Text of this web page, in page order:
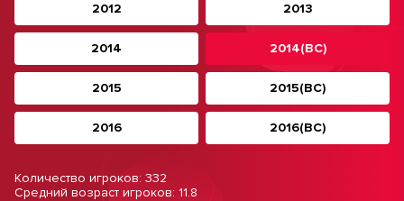
2012 2013
2014 2014(ВС)
2015 2015(ВС)
2016 2016(ВС)
Количество игроков: 332
Средний возраст игроков: 11.8